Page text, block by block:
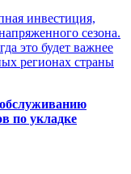
инвестиция,
сезона.
это будет важнее
регионах страны
по укладке